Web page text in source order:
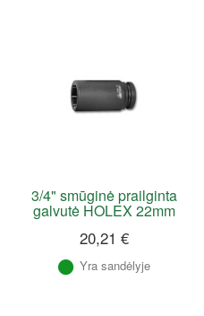
3/4" smūginė prailginta
galvutė HOLEX 22mm
20,21 €
Yra sandėlyje